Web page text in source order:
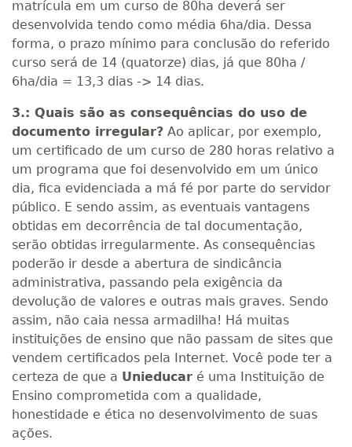
matrícula em um curso de 80ha deverá ser
desenvolvida tendo como média 6ha/dia. Dessa
forma, o prazo mínimo para conclusão do referido
curso será de 14 (quatorze) dias, já que 80ha /
6ha/dia = 13,3 dias -> 14 dias.
3.: Quais são as consequências do uso de
documento irregular? Ao aplicar, por exemplo,
um certificado de um curso de 280 horas relativo a
um programa que foi desenvolvido em um único
dia, fica evidenciada a má fé por parte do servidor
público. E sendo assim, as eventuais vantagens
obtidas em decorrência de tal documentação,
serão obtidas irregularmente. As consequências
poderão ir desde a abertura de sindicância
administrativa, passando pela exigência da
devolução de valores e outras mais graves. Sendo
assim, não caia nessa armadilha! Há muitas
instituições de ensino que não passam de sites que
vendem certificados pela Internet. Você pode ter a
certeza de que a Unieducar é uma Instituição de
Ensino comprometida com a qualidade,
honestidade e ética no desenvolvimento de suas
ações.